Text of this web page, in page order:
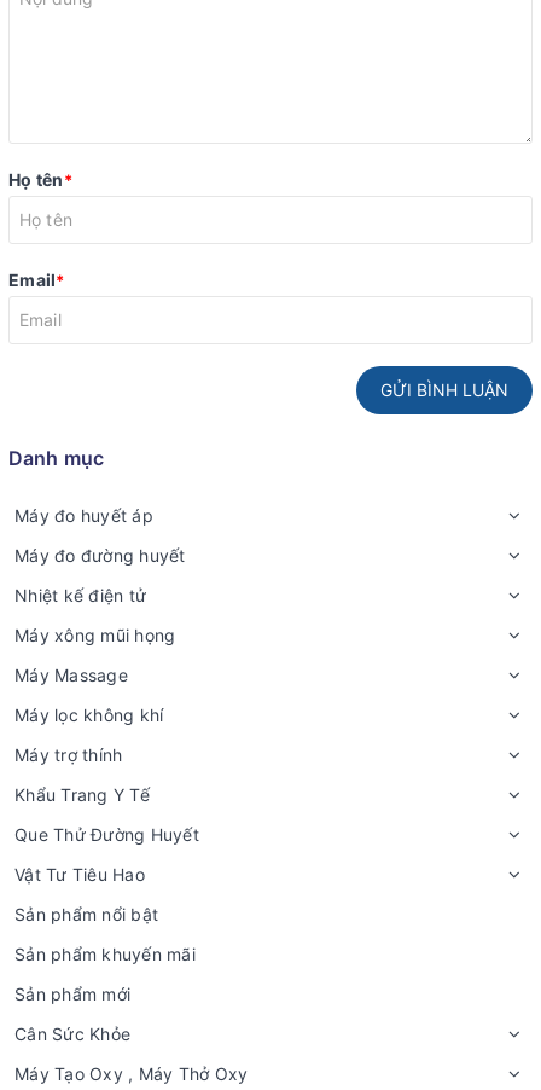
Họ tên*
Email*
GỬI BÌNH LUẬN
Danh mục
Máy đo huyết áp
Máy đo đường huyết
Nhiệt kế điện tử
Máy xông mũi họng
Máy Massage
Máy lọc không khí
Máy trợ thính
Khẩu Trang Y Tế
Que Thử Đường Huyết
Vật Tư Tiêu Hao
Sản phẩm nổi bật
Sản phẩm khuyến mãi
Sản phẩm mới
Cân Sức Khỏe
Máy Tạo Oxy , Máy Thở Oxy